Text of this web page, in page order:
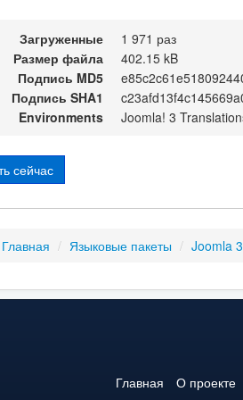
Загруженные
1 971 раз
Размер файла
402.15 kB
Подпись MD5
Подпись SHA1
Environments
Joomla! 3
сейчас
Главная / Языковые пакеты / Joomla
Главная О проекте